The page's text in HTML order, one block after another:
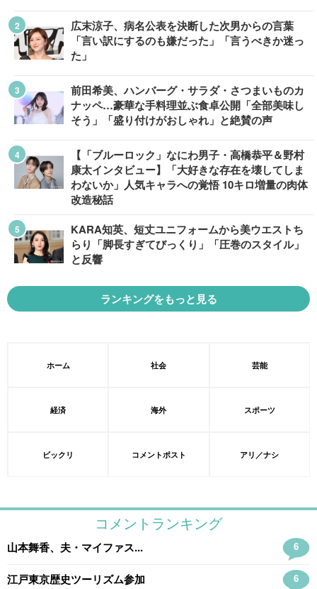
広末涼子、病名公表を決断した次男からの言葉
「言い訳にするのも嫌だった」「言うべきか迷っ
た」
前田希美、ハンバーグ・サラダ・さつまいものカ
ナッペ…豪華な手料理並ぶ食卓公開「全部美味し
そう」「盛り付けがおしゃれ」と絶賛の声
【「ブルーロック」なにわ男子・高橋恭平＆野村
康太インタビュー】「大好きな存在を壊してしま
わないか」人気キャラへの覚悟 10キロ増量の肉体
改造秘話
KARA知英、短丈ユニフォームから美ウエストち
らり「脚長すぎてびっくり」「圧巻のスタイル」
と反響
ランキングをもっと見る
ホーム 社会 芸能
経済 海外 スポーツ
ビックリ コメントポスト アリ／ナシ